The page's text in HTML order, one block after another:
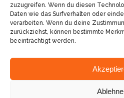
zuzugreifen. Wenn du diesen
Daten wie das Surfverhalten oder
verarbeiten. Wenn du deine
zurückziehst, können bestimmte
beeinträchtigt werden.
© Sven Pfister,